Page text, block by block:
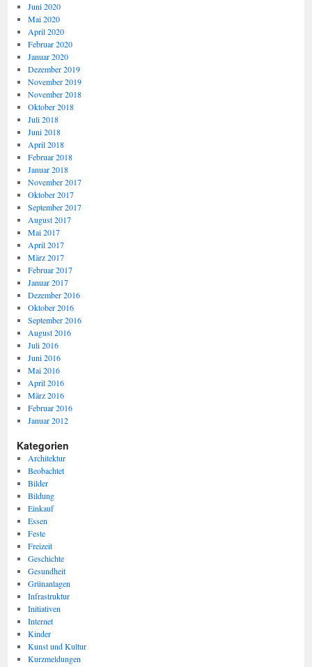
Juni 2020
Mai 2020
April 2020
Februar 2020
Januar 2020
Dezember 2019
November 2019
November 2018
Oktober 2018
Juli 2018
Juni 2018
April 2018
Februar 2018
Januar 2018
November 2017
Oktober 2017
September 2017
August 2017
Mai 2017
April 2017
März 2017
Februar 2017
Januar 2017
Dezember 2016
Oktober 2016
September 2016
August 2016
Juli 2016
Juni 2016
Mai 2016
April 2016
März 2016
Februar 2016
Januar 2012
Kategorien
Architektur
Beobachtet
Bilder
Bildung
Einkauf
Essen
Feste
Freizeit
Geschichte
Gesundheit
Grünanlagen
Infrastruktur
Initiativen
Internet
Kinder
Kunst und Kultur
Kurzmeldungen